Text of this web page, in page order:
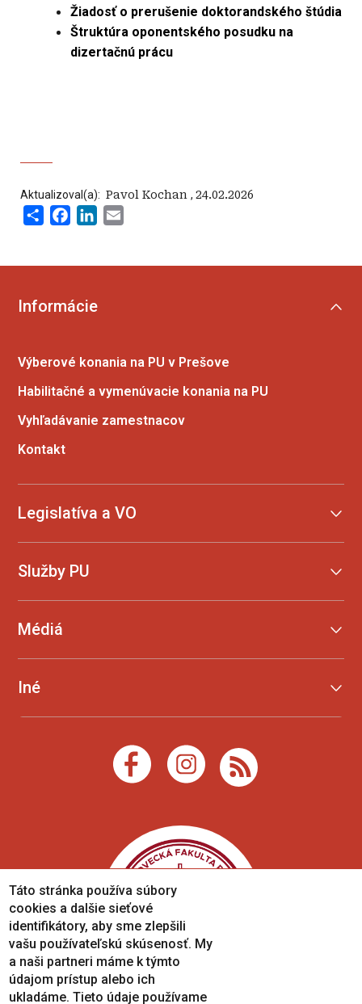
Žiadosť o prerušenie doktorandského štúdia
Štruktúra oponentského posudku na
dizertačnú prácu
Aktualizoval(a): ‍ Pavol Kochan , 24.02.2026
Share FacebookLinkedIn
Informácie
Výberové konania na PU v Prešove
Habilitačné a vymenúvacie konania na PU
Vyhľadávanie zamestnacov
Kontakt
Legislatíva a VO
Služby PU
Médiá
Iné
Táto stránka používa súbory
cookies a dalšie sieťové
identifikátory, aby sme zlepšili
vašu používateľskú skúsenosť. My
a naši partneri máme k týmto
údajom prístup alebo ich
ukladáme. Tieto údaje používame